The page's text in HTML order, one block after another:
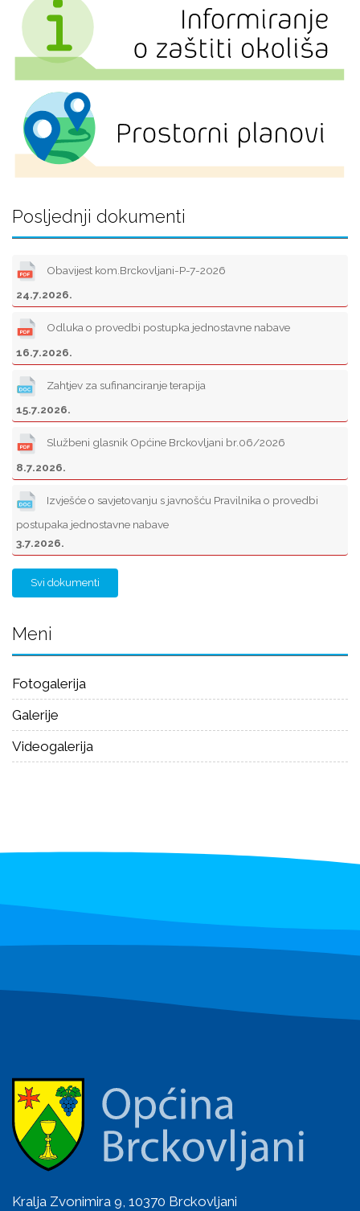
Posljednji dokumenti
Obavijest kom.Brckovljani-P-7-2026
24.7.2026.
Odluka o provedbi postupka jednostavne nabave
16.7.2026.
Zahtjev za sufinanciranje terapija
15.7.2026.
Službeni glasnik Općine Brckovljani br.06/2026
8.7.2026.
Izvješće o savjetovanju s javnošću Pravilnika o provedbi
postupaka jednostavne nabave
3.7.2026.
Svi dokumenti
Meni
Fotogalerija
Galerije
Videogalerija
Kralja Zvonimira 9, 10370 Brckovljani